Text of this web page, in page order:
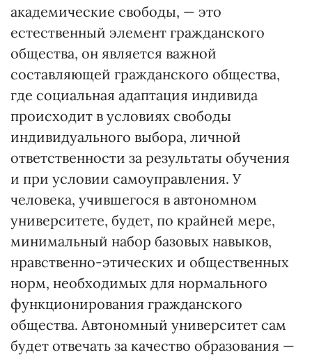
академические свободы, — это
естественный элемент гражданского
общества, он является важной
составляющей гражданского общества,
где социальная адаптация индивида
происходит в условиях свободы
индивидуального выбора, личной
ответственности за результаты обучения
и при условии самоуправления. У
человека, учившегося в автономном
университете, будет, по крайней мере,
минимальный набор базовых навыков,
нравственно-этических и общественных
норм, необходимых для нормального
функционирования гражданского
общества. Автономный университет сам
будет отвечать за качество образования —